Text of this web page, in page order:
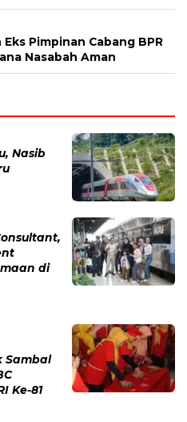
Pimpinan Cabang BPR
Nasabah Aman
Nasib
di
Sambal
Ke-81